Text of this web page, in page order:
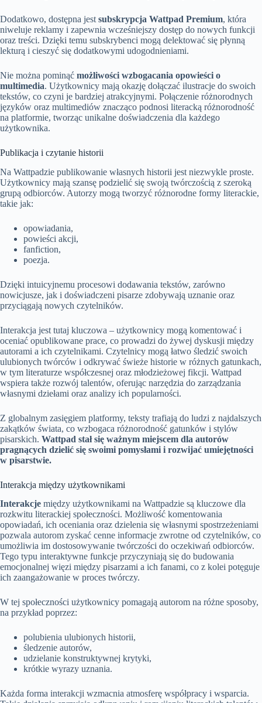
Dodatkowo, dostępna jest subskrypcja Wattpad Premium, która
niweluje reklamy i zapewnia wcześniejszy dostęp do nowych funkcji
oraz treści. Dzięki temu subskrybenci mogą delektować się płynną
lekturą i cieszyć się dodatkowymi udogodnieniami.
Nie można pominąć możliwości wzbogacania opowieści o
multimedia. Użytkownicy mają okazję dołączać ilustracje do swoich
tekstów, co czyni je bardziej atrakcyjnymi. Połączenie różnorodnych
języków oraz multimediów znacząco podnosi literacką różnorodność
na platformie, tworząc unikalne doświadczenia dla każdego
użytkownika.
Publikacja i czytanie historii
Na Wattpadzie publikowanie własnych historii jest niezwykle proste.
Użytkownicy mają szansę podzielić się swoją twórczością z szeroką
grupą odbiorców. Autorzy mogą tworzyć różnorodne formy literackie,
takie jak:
opowiadania,
powieści akcji,
fanfiction,
poezja.
Dzięki intuicyjnemu procesowi dodawania tekstów, zarówno
nowicjusze, jak i doświadczeni pisarze zdobywają uznanie oraz
przyciągają nowych czytelników.
Interakcja jest tutaj kluczowa – użytkownicy mogą komentować i
oceniać opublikowane prace, co prowadzi do żywej dyskusji między
autorami a ich czytelnikami. Czytelnicy mogą łatwo śledzić swoich
ulubionych twórców i odkrywać świeże historie w różnych gatunkach,
w tym literaturze współczesnej oraz młodzieżowej fikcji. Wattpad
wspiera także rozwój talentów, oferując narzędzia do zarządzania
własnymi dziełami oraz analizy ich popularności.
Z globalnym zasięgiem platformy, teksty trafiają do ludzi z najdalszych
zakątków świata, co wzbogaca różnorodność gatunków i stylów
pisarskich. Wattpad stał się ważnym miejscem dla autorów
pragnących dzielić się swoimi pomysłami i rozwijać umiejętności
w pisarstwie.
Interakcja między użytkownikami
Interakcje między użytkownikami na Wattpadzie są kluczowe dla
rozkwitu literackiej społeczności. Możliwość komentowania
opowiadań, ich oceniania oraz dzielenia się własnymi spostrzeżeniami
pozwala autorom zyskać cenne informacje zwrotne od czytelników, co
umożliwia im dostosowywanie twórczości do oczekiwań odbiorców.
Tego typu interaktywne funkcje przyczyniają się do budowania
emocjonalnej więzi między pisarzami a ich fanami, co z kolei potęguje
ich zaangażowanie w proces twórczy.
W tej społeczności użytkownicy pomagają autorom na różne sposoby,
na przykład poprzez:
polubienia ulubionych historii,
śledzenie autorów,
udzielanie konstruktywnej krytyki,
krótkie wyrazy uznania.
Każda forma interakcji wzmacnia atmosferę współpracy i wsparcia.